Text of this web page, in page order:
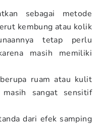
sebagai metode
kembung atau kolik
tetap perlu
masih memiliki
ruam atau kulit
sangat sensitif
dari efek samping